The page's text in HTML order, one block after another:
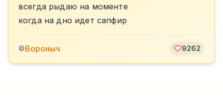
всегда рыдаю на моменте
когда на дно идет сапфир
©Вороныч 9262